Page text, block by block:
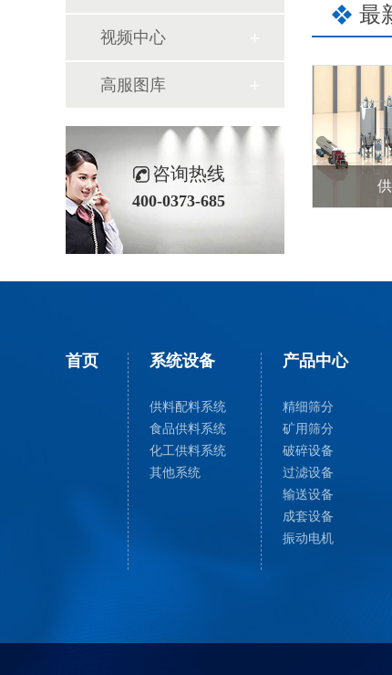
最
视频中心
高服图库
咨询热线
400-0373-685
首页 系统设备
供料配料系统
食品供料系统
化工供料系统
其他系统
产品中心
精细筛分
矿用筛分
破碎设备
过滤设备
输送设备
成套设备
振动电机